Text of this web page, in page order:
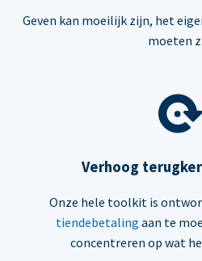
Geven kan moeilijk zijn, het
moeten
Verhoog
Onze hele toolkit is
tiendebetaling aan te
concentreren op wat